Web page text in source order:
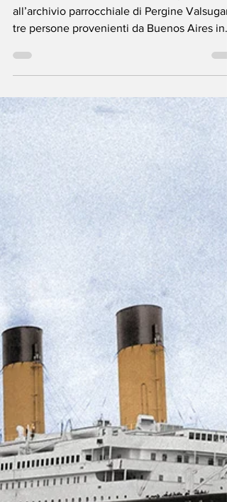
Argentina
all’archivio parrocchiale di Pergine
tre persone provenienti da Buenos Aires in...